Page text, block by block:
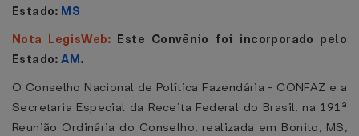
Estado: MS
Nota LegisWeb: Este Convênio foi incorporado pelo
Estado:AM.
O Conselho Nacional de Política Fazendária - CONFAZ e a
Secretaria Especial da Receita Federal do Brasil, na 191ª
Reunião Ordinária do Conselho, realizada em Bonito, MS,